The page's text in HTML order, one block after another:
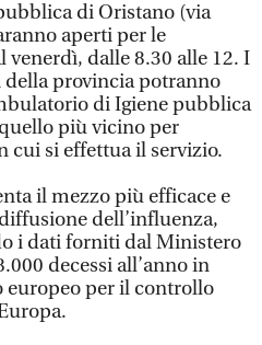
di Oristano (via
aperti per le
dalle 8.30 alle 12. I
provincia potranno
di Igiene pubblica
più vicino per
cui si effettua il servizio.
il mezzo più efficace e
dell’influenza,
i dati forniti dal Ministero
decessi all’anno in
europeo per il controllo